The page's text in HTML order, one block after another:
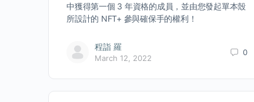
中獲得第一個 3 年資格的成員，並由您發起單本殼
所設計的 NFT+ 參與確保手的權利！
程詣 羅
March 12, 2022
0